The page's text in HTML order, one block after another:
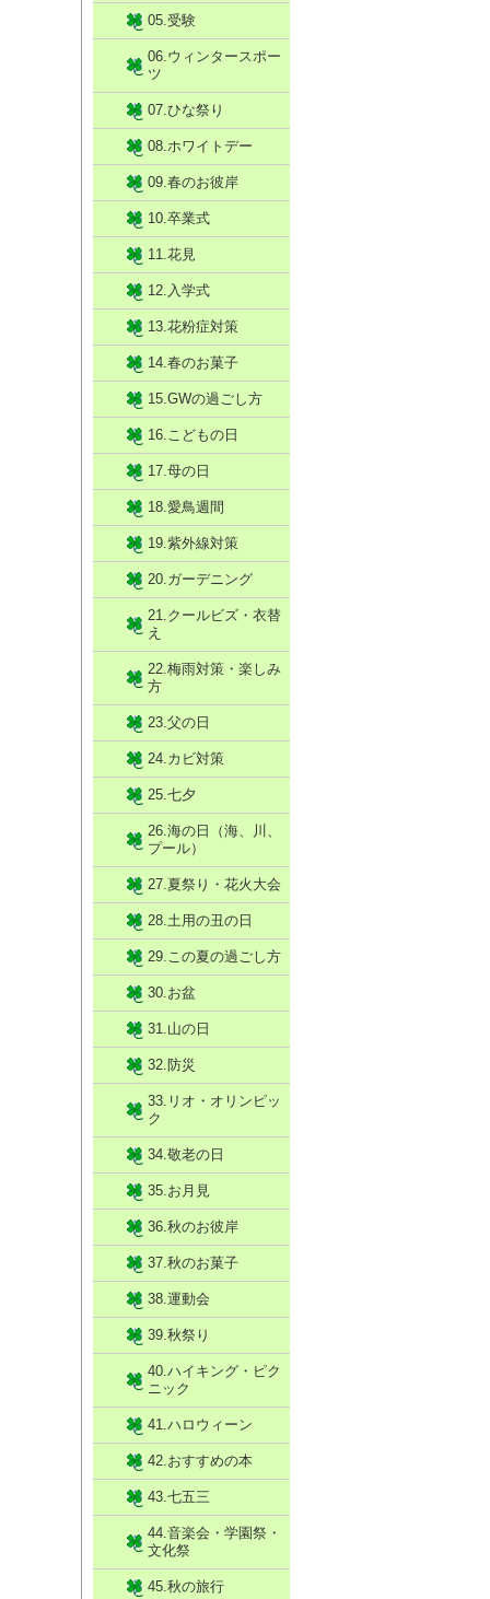
05.受験
06.ウィンタースポー
ツ
07.ひな祭り
08.ホワイトデー
09.春のお彼岸
10.卒業式
11.花見
12.入学式
13.花粉症対策
14.春のお菓子
15.GWの過ごし方
16.こどもの日
17.母の日
18.愛鳥週間
19.紫外線対策
20.ガーデニング
21.クールビズ・衣替
え
22.梅雨対策・楽しみ
方
23.父の日
24.カビ対策
25.七夕
26.海の日（海、川、
プール）
27.夏祭り・花火大会
28.土用の丑の日
29.この夏の過ごし方
30.お盆
31.山の日
32.防災
33.リオ・オリンピッ
ク
34.敬老の日
35.お月見
36.秋のお彼岸
37.秋のお菓子
38.運動会
39.秋祭り
40.ハイキング・ピク
ニック
41.ハロウィーン
42.おすすめの本
43.七五三
44.音楽会・学園祭・
文化祭
45.秋の旅行